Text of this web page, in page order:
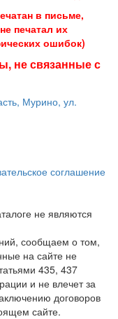
в письме,
печатал их
ошибок)
не связанные с
Мурино, ул.
соглашение
не являются
сообщаем о том,
на сайте не
435, 437
и не влечет за
договоров
сайте.